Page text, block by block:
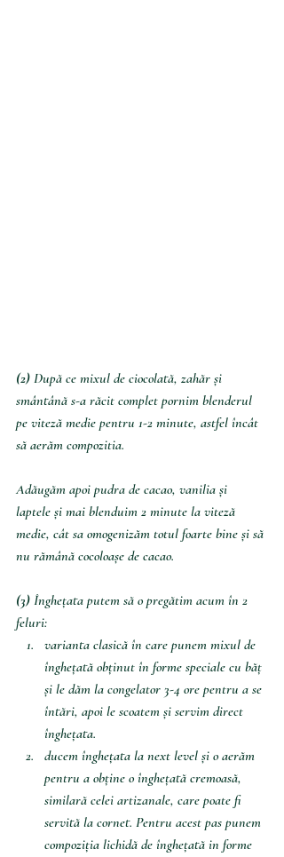
(2) După ce mixul de ciocolată, zahăr și
smântână s-a răcit complet pornim blenderul
pe viteză medie pentru 1-2 minute, astfel încât
să aerăm compozitia.
Adăugăm apoi pudra de cacao, vanilia și
laptele și mai blenduim 2 minute la viteză
medie, cât sa omogenizăm totul foarte bine și să
nu rămână cocoloașe de cacao.
(3) Înghețata putem să o pregătim acum în 2
feluri:
varianta clasică în care punem mixul de
înghețată obținut în forme speciale cu băț
și le dăm la congelator 3-4 ore pentru a se
întări, apoi le scoatem și servim direct
înghețata.
ducem înghețata la next level și o aerăm
pentru a obține o înghețată cremoasă,
similară celei artizanale, care poate fi
servită la cornet. Pentru acest pas punem
compoziția lichidă de înghețată in forme